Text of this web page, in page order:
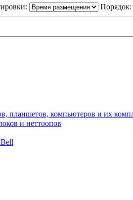
Порядок:
планшетов, компьютеров и их
и неттоопов